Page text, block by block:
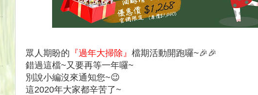
眾人期盼的 『過年大掃除』 檔期活動開跑囉~🎉🎉
錯過這檔~又要再等一年囉~
別說小編沒來通知您~😉
這2020年大家都辛苦了~